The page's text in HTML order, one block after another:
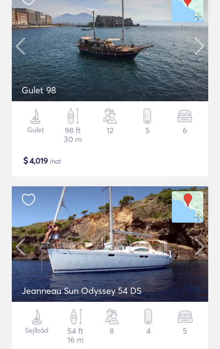
Gulet 98
Gulet
98 ft
30 m
12 5 6
$4,019 /nat
Jeanneau Sun Odyssey 54 DS
Sejlbåd
54 ft
16 m
8 4 5